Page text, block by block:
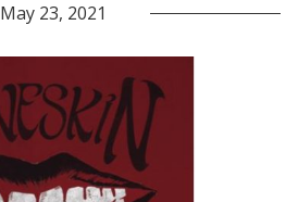
May 23, 2021